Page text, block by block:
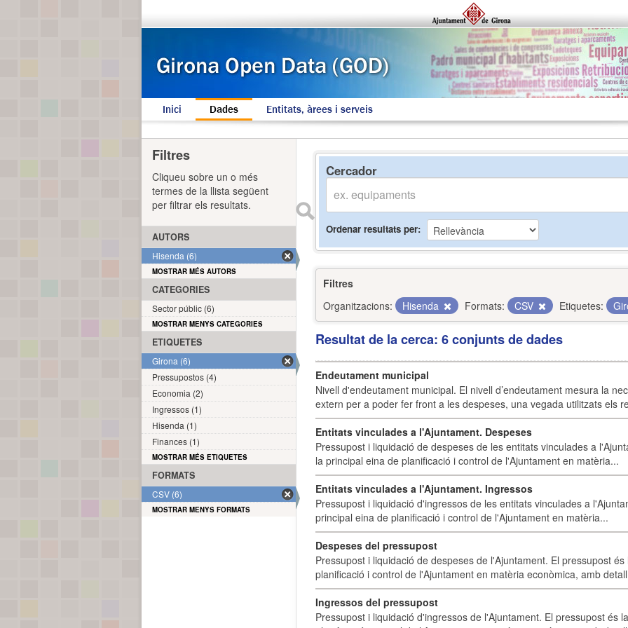
Inici Dades Entitats, àrees i serveis
Cercador
Ordenar resultats per
Filtres
Organitzacions:
Hisenda Formats: CSV Etiquetes:
Resultat de la cerca: 6 conjunts de dades
Endeutament municipal
Nivell d'endeutament municipal. El nivell d’endeutament mesura la
extern per a poder fer front a les despeses, una vegada utilitzats els
Entitats vinculades a l'Ajuntament. Despeses
Pressupost i liquidació de despeses de les entitats vinculades a
la principal eina de planificació i control de l'Ajuntament en matèria...
Entitats vinculades a l'Ajuntament. Ingressos
Pressupost i liquidació d'ingressos de les entitats vinculades a
principal eina de planificació i control de l'Ajuntament en matèria...
Despeses del pressupost
Pressupost i liquidació de despeses de l'Ajuntament. El pressupost
planificació i control de l'Ajuntament en matèria econòmica, amb
Ingressos del pressupost
Pressupost i liquidació d'ingressos de l'Ajuntament. El pressupost és
Filtres
Cliqueu sobre un o més
termes de la llista següent
per filtrar els resultats.
AUTORS
Hisenda (6)
MOSTRAR MÉS AUTORS
CATEGORIES
Sector públic (6)
MOSTRAR MENYS CATEGORIES
ETIQUETES
Girona (6)
Pressupostos (4)
Economia (2)
Ingressos (1)
Hisenda (1)
Finances (1)
MOSTRAR MÉS ETIQUETES
FORMATS
CSV (6)
MOSTRAR MENYS FORMATS